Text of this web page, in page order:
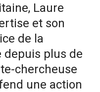
Laure
et son
de la
plus de
chercheuse
une action